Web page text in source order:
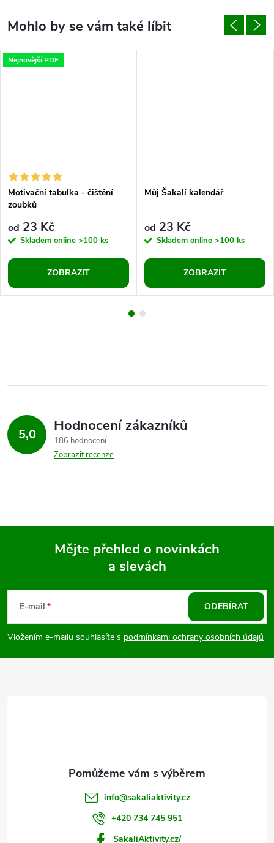
Nejnovější PDF
Motivační tabulka - čištění
zoubků
od 23 Kč
Skladem online >100 ks
ZOBRAZIT
Můj Šakalí kalendář
od 23 Kč
Skladem online >100 ks
ZOBRAZIT
5,0 Hodnocení zákazníků
186 hodnocení
Zobrazit recenze
p
Mějte přehled o novinkách
a slevách
E-mail
Vložením e-mailu souhlasíte s podmínkami ochrany osobních údajů
ODEBÍRAT
info@sakaliaktivity.cz
+420 734 745 951
SakaliAktivity.cz/